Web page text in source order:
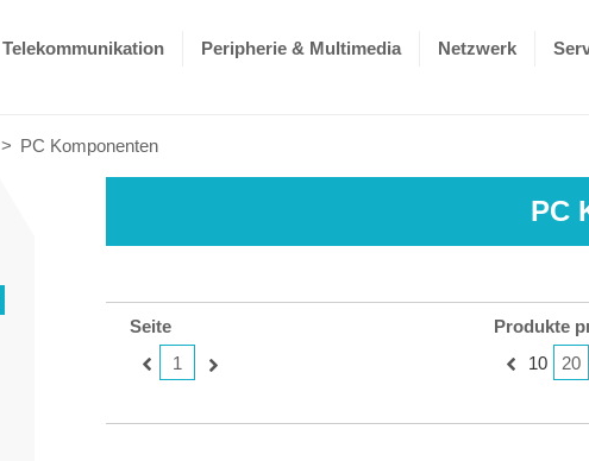
Telekommunikation Peripherie & Multimedia Netzwerk
> PC Komponenten
PC
Seite
1
Produkte
10
20